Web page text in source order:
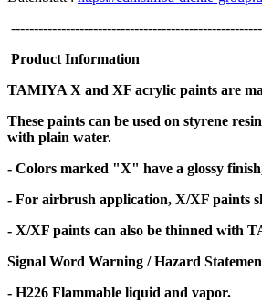
Product Information
TAMIYA X and XF acrylic paints are
These paints can be used on styrene
with plain water.
- Colors marked "X" have a glossy
- For airbrush application, X/XF paints
- X/XF paints can also be thinned with
Signal Word Warning / Hazard
- H226 Flammable liquid and vapor.